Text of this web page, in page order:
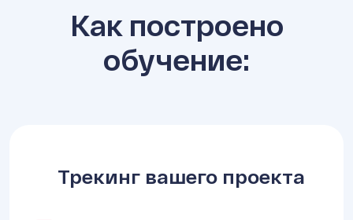
Как построено
обучение:
Трекинг вашего проекта